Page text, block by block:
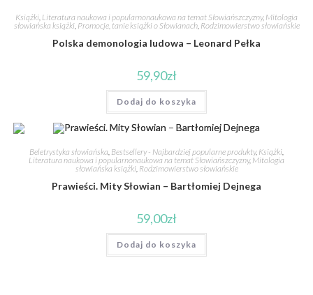
Książki, Literatura naukowa i popularnonaukowa na temat Słowiańszczyzny, Mitologia
słowiańska książki, Promocje, tanie książki o Słowianach, Rodzimowierstwo słowiańskie
Polska demonologia ludowa – Leonard Pełka
59,90zł
Dodaj do koszyka
Beletrystyka słowiańska Bestsellery - Najbardziej popularne produkty, Książki
Literatura naukowa i popularnonaukowa na temat Słowiańszczyzny, Mitologia
słowiańska książki, Rodzimowierstwo słowiańskie
Prawieści. Mity Słowian – Bartłomiej Dejnega
59,00zł
Dodaj do koszyka